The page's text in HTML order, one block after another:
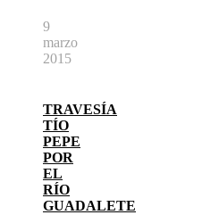
9
marzo
2015
TRAVESÍA
TÍO
PEPE
POR
EL
RÍO
GUADALETE